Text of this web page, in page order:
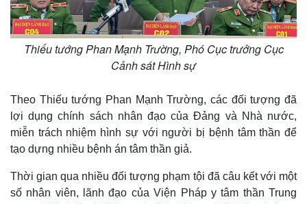
Thiếu tướng Phan Mạnh Trường, Phó Cục trưởng Cục
Cảnh sát Hình sự
Theo Thiếu tướng Phan Mạnh Trường, các đối tượng đã
lợi dụng chính sách nhân đạo của Đảng và Nhà nước,
miễn trách nhiệm hình sự với người bị bệnh tâm thần để
tạo dựng nhiều bệnh án tâm thần giả.
Thời gian qua nhiều đối tượng phạm tội đã câu kết với một
số nhân viên, lãnh đạo của Viện Pháp y tâm thần Trung